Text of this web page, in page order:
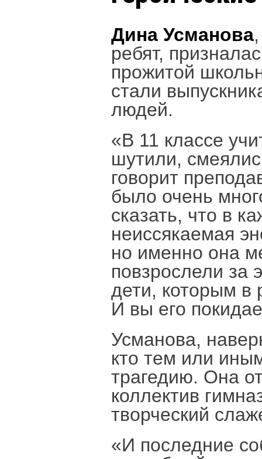
Дина Усманова
ребят,
прожитой
стали
людей.
«В 11 классе
шутили,
говорит
было очень
сказать, что в
неиссякаемая
но именно она
повзрослели за
дети, которым в
И вы его
Усманова,
кто тем или
трагедию. Она
коллектив
творческий
«И последние